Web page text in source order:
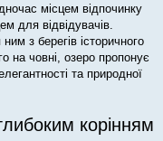
місцем відпочинку
для відвідувачів.
з берегів історичного
на човні, озеро пропонує
та природної
корінням